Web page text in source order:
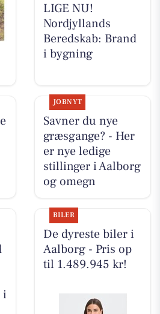
LIGE NU!
Nordjyllands
Beredskab: Brand
i bygning
JOBNYT
Savner du nye
græsgange? - Her
er nye ledige
stillinger i Aalborg
og omegn
i
BILER
De dyreste biler i
Aalborg - Pris op
til 1.489.945 kr!